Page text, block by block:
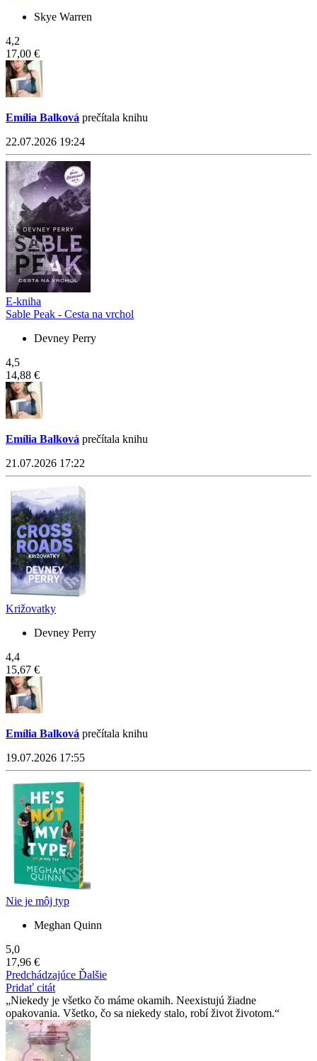
Skye Warren
4,2
17,00 €
Emília Balková prečítala knihu
22.07.2026 19:24
E-kniha
Sable Peak - Cesta na vrchol
Devney Perry
4,5
14,88 €
Emília Balková prečítala knihu
21.07.2026 17:22
Križovatky
Devney Perry
4,4
15,67 €
Emília Balková prečítala knihu
19.07.2026 17:55
Nie je môj typ
Meghan Quinn
5,0
17,96 €
Predchádzajúce Ďalšie
Pridať citát
Niekedy je všetko čo máme okamih. Neexistujú žiadne
opakovania. Všetko, čo sa niekedy stalo, robí život životom.